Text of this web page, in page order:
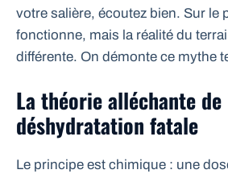
votre salière, écoutez bien. Sur le
fonctionne, mais la réalité du
différente. On démonte ce mythe
La théorie alléchante de
déshydratation fatale
Le principe est chimique : une